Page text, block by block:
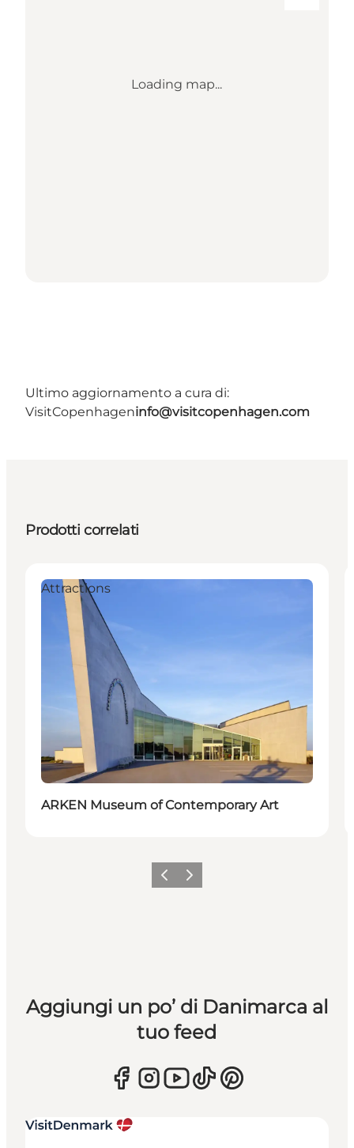
Loading map...
Ultimo aggiornamento a cura di:
VisitCopenhageninfo@visitcopenhagen.com
Prodotti correlati
Attractions
ARKEN Museum of Contemporary Art
Precedente
Avanti
Aggiungi un po’ di Danimarca al
tuo feed